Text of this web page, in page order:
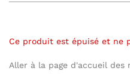
Ce produit est épuisé et ne
Aller à la page d'accueil des